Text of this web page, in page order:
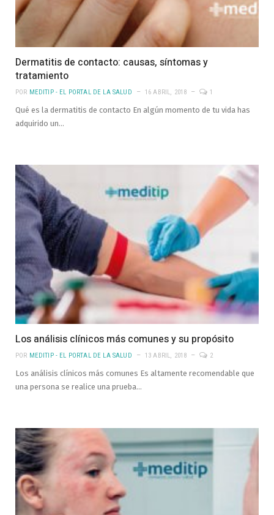
Dermatitis de contacto: causas, síntomas y
tratamiento
POR MEDITIP - EL PORTAL DE LA SALUD 16 ABRIL, 2018 1
Qué es la dermatitis de contacto En algún momento de tu vida has
adquirido un…
Los análisis clínicos más comunes y su propósito
POR MEDITIP - EL PORTAL DE LA SALUD 13 ABRIL, 2018 2
Los análisis clínicos más comunes Es altamente recomendable que
una persona se realice una prueba…